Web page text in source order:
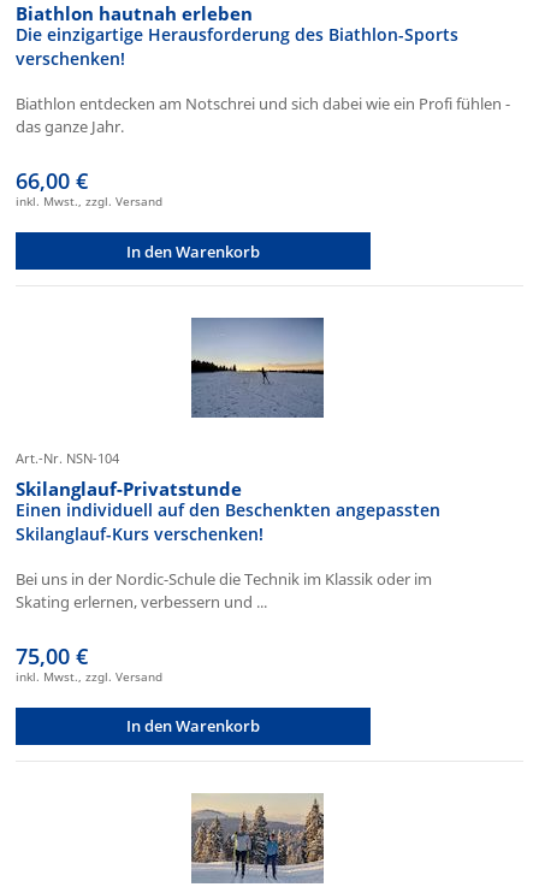
Biathlon hautnah erleben
Die einzigartige Herausforderung des Biathlon-Sports
verschenken!
Biathlon entdecken am Notschrei und sich dabei wie ein Profi fühlen -
das ganze Jahr.
66,00 €
inkl. Mwst., zzgl. Versand
In den Warenkorb
Art.-Nr. NSN-104
Skilanglauf-Privatstunde
Einen individuell auf den Beschenkten angepassten
Skilanglauf-Kurs verschenken!
Bei uns in der Nordic-Schule die Technik im Klassik oder im
Skating erlernen, verbessern und ...
75,00 €
inkl. Mwst., zzgl. Versand
In den Warenkorb